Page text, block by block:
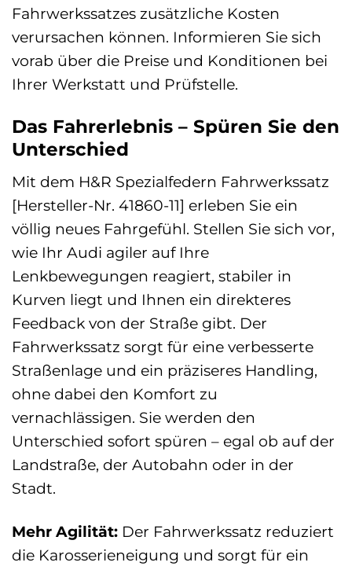
Fahrwerkssatzes zusätzliche Kosten
verursachen können. Informieren Sie sich
vorab über die Preise und Konditionen bei
Ihrer Werkstatt und Prüfstelle.
Das Fahrerlebnis – Spüren Sie den
Unterschied
Mit dem H&R Spezialfedern Fahrwerkssatz
[Hersteller-Nr. 41860-11] erleben Sie ein
völlig neues Fahrgefühl. Stellen Sie sich vor,
wie Ihr Audi agiler auf Ihre
Lenkbewegungen reagiert, stabiler in
Kurven liegt und Ihnen ein direkteres
Feedback von der Straße gibt. Der
Fahrwerkssatz sorgt für eine verbesserte
Straßenlage und ein präziseres Handling,
ohne dabei den Komfort zu
vernachlässigen. Sie werden den
Unterschied sofort spüren – egal ob auf der
Landstraße, der Autobahn oder in der
Stadt.
Mehr Agilität: Der Fahrwerkssatz reduziert
die Karosserieneigung und sorgt für ein